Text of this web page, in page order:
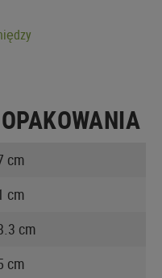
cm
cm
cm
cm